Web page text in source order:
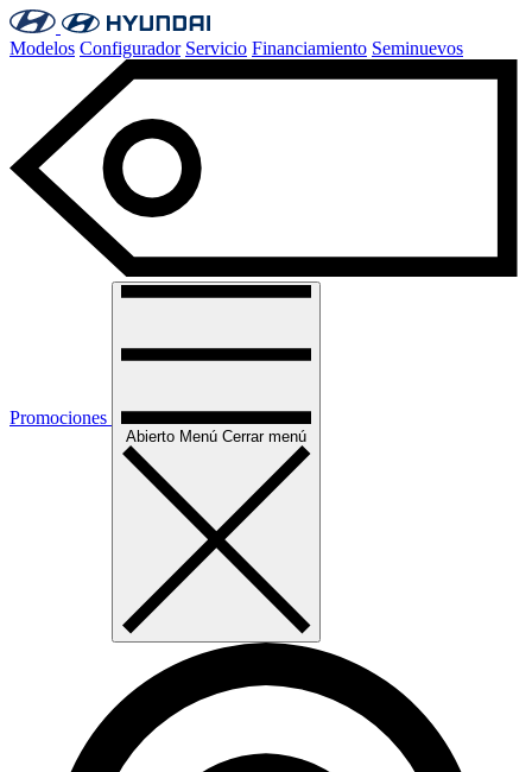
Modelos Configurador Servicio Financiamiento Seminuevos
Promociones
Abierto Menú Cerrar menú